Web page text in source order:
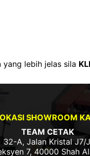
yang lebih jelas sila
SHOWROOM
TEAM CETAK
32-A, Jalan Kristal J7/
7, 40000 Shah